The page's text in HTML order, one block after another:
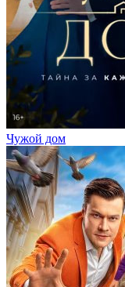
Чужой дом